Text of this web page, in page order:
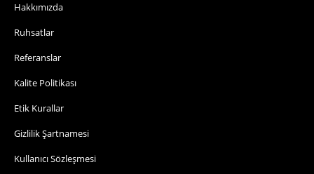
Hakkımızda
Ruhsatlar
Referanslar
Kalite Politikası
Etik Kurallar
Gizlilik Şartnamesi
Kullanıcı Sözleşmesi